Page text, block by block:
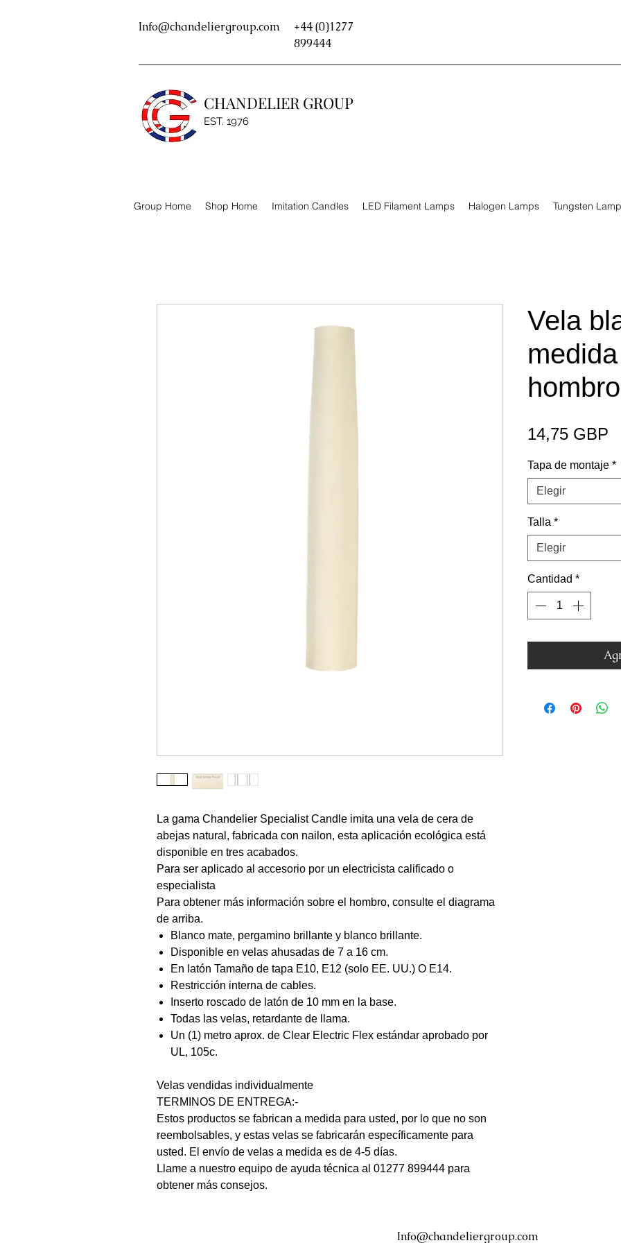
Info@chandeliergroup.com
+44 (0)1277
899444
CHANDELIER GROUP
EST. 1976
Group Home Shop Home Imitation Candles LED Filament Lamps Halogen Lamps Tungsten
La gama Chandelier Specialist Candle imita una vela de cera de
abejas natural, fabricada con nailon, esta aplicación ecológica está
disponible en tres acabados.
Para ser aplicado al accesorio por un electricista calificado o
especialista
Para obtener más información sobre el hombro, consulte el diagrama
de arriba.
Blanco mate, pergamino brillante y blanco brillante.
Disponible en velas ahusadas de 7 a 16 cm.
En latón Tamaño de tapa E10, E12 (solo EE. UU.) O E14.
Restricción interna de cables.
Inserto roscado de latón de 10 mm en la base.
Todas las velas, retardante de llama.
Un (1) metro aprox. de Clear Electric Flex estándar aprobado por
UL, 105c.
Velas vendidas individualmente
TERMINOS DE ENTREGA:-
Estos productos se fabrican a medida para usted, por lo que no son
reembolsables, y estas velas se fabricarán específicamente para
usted. El envío de velas a medida es de 4-5 días.
Llame a nuestro equipo de ayuda técnica al 01277 899444 para
obtener más consejos.
Vela
14,75 GBP
Tapa de montaje *
Elegir
Talla *
Elegir
Cantidad *
Info@chandeliergroup.com